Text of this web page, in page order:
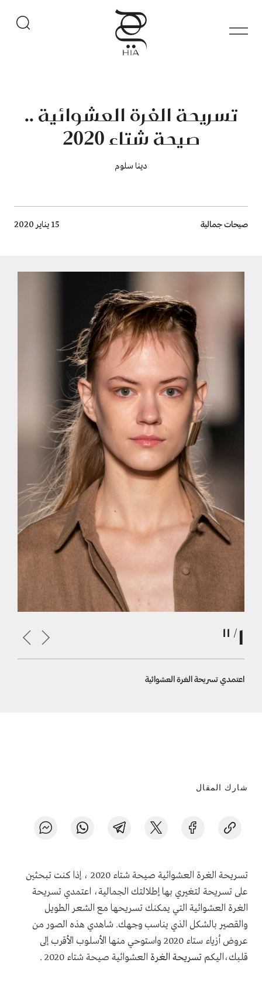
تسريحة الغرة العشوائية ..
صيحة شتاء 2020
دينا سلوم
Breadcrumb
صيحات جمالية
اعتمدي تسريحة الغرة العشوائية
شارك المقال
تسريحة الغرة العشوائية صيحة شتاء 2020 ، إذا كنت تبحثين
على تسريحة لتغيري بها إطلالتك الجمالية، اعتمدي تسريحة
الغرة العشوائية التي يمكنك تسريحها مع الشعر الطويل
والقصير بالشكل الذي يناسب وجهك. شاهدي هذه الصور من
عروض أزياء ستاء 2020 واستوحي منها الأسلوب الأقرب إلى
قلبك،اليكمتسريحة الغرةالعشوائية صيحة شتاء 2020 .